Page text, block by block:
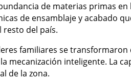
de materias primas
de ensamblaje y acabado
resto del país.
familiares se
mecanización inteligente. La
de la zona.